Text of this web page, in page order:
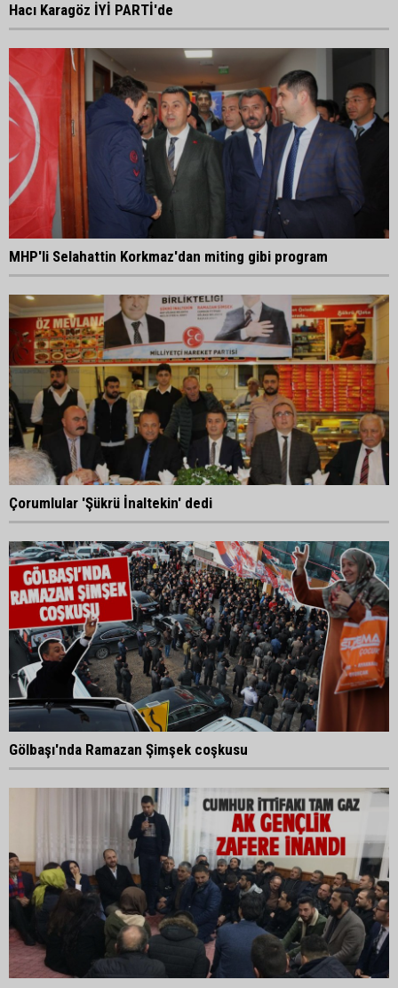
Hacı Karagöz İYİ PARTİ'de
MHP'li Selahattin Korkmaz'dan miting gibi program
Çorumlular 'Şükrü İnaltekin' dedi
Gölbaşı'nda Ramazan Şimşek coşkusu